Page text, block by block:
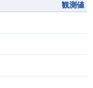
観測値